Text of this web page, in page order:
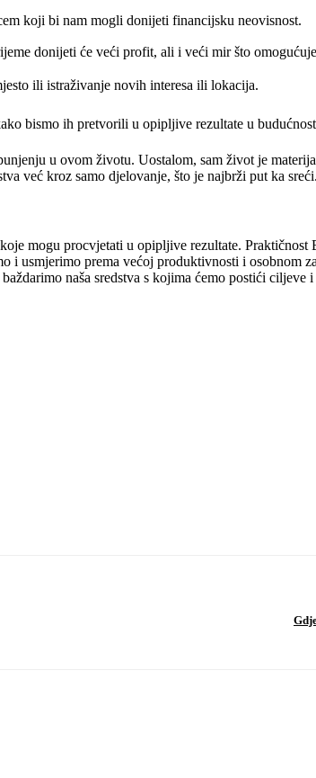
koji bi nam mogli donijeti financijsku neovisnost.
donijeti će veći profit, ali i veći mir što
ili istraživanje novih interesa ili lokacija.
bismo ih pretvorili u opipljive rezultate u
u ovom životu. Uostalom, sam život je
već kroz samo djelovanje, što je najbrži put ka sreći.
mogu procvjetati u opipljive rezultate. Praktičnost
i usmjerimo prema većoj produktivnosti i osobnom
naša sredstva s kojima ćemo postići